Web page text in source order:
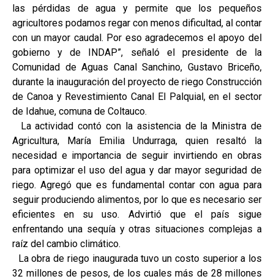
las pérdidas de agua y permite que los pequeños
agricultores podamos regar con menos dificultad, al contar
con un mayor caudal. Por eso agradecemos el apoyo del
gobierno y de INDAP”, señaló el presidente de la
Comunidad de Aguas Canal Sanchino, Gustavo Briceño,
durante la inauguración del proyecto de riego Construcción
de Canoa y Revestimiento Canal El Palquial, en el sector
de Idahue, comuna de Coltauco.
La actividad contó con la asistencia de la Ministra de
Agricultura, María Emilia Undurraga, quien resaltó la
necesidad e importancia de seguir invirtiendo en obras
para optimizar el uso del agua y dar mayor seguridad de
riego. Agregó que es fundamental contar con agua para
seguir produciendo alimentos, por lo que es necesario ser
eficientes en su uso. Advirtió que el país sigue
enfrentando una sequía y otras situaciones complejas a
raíz del cambio climático.
La obra de riego inaugurada tuvo un costo superior a los
32 millones de pesos, de los cuales más de 28 millones